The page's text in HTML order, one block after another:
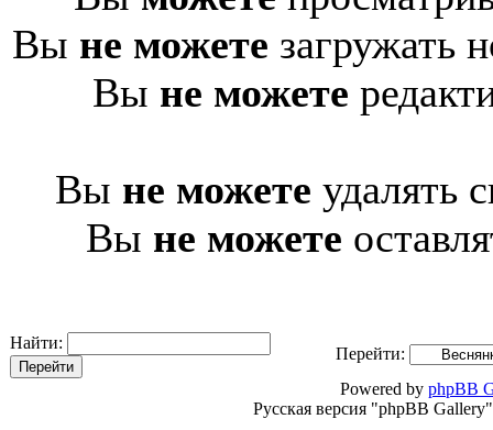
Вы не можете загружать
Вы не можете
Вы не можете удалять
Вы не можете
Найти:
Перейти:
Powered by phpBB
Русская версия "phpBB